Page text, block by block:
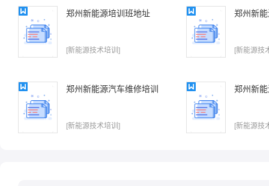
郑州新能源培训班地址
[新能源技术培训]
郑州新
[新能源技
郑州新能源汽车维修培训
[新能源技术培训]
郑州新
[新能源技